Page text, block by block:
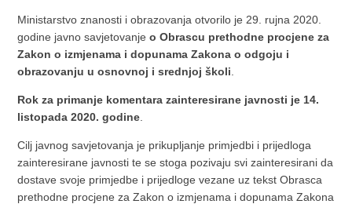
Ministarstvo znanosti i obrazovanja otvorilo je 29. rujna 2020.
godine javno savjetovanjeo Obrascu prethodne procjene za
Zakon o izmjenama i dopunama Zakona o odgoju i
obrazovanju u osnovnoj i srednjoj školi
Rok za primanje komentara zainteresirane javnosti je 14.
listopada 2020. godine
Cilj javnog savjetovanja je prikupljanje primjedbi i prijedloga
zainteresirane javnosti te se stoga pozivaju svi zainteresirani da
dostave svoje primjedbe i prijedloge vezane uz tekst Obrasca
prethodne procjene za Zakon o izmjenama i dopunama Zakona